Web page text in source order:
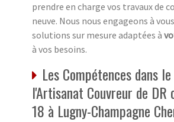
prendre en charge vos travaux de
neuve. Nous nous engageons à
solutions sur mesure adaptées à
à vos besoins.
Les Compétences dans
l'Artisanat Couvreur de DR
18 à Lugny-Champagne